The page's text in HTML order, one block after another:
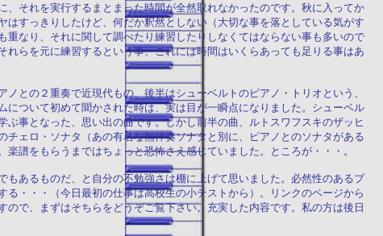
それを実行するまとまった時間が全然取れなかったのです。秋に入ってか
すっきりしたけど、何だか釈然としない（大切な事を落としている気がす
なり、それに関して調べたり練習したりしなくてはならない事も多いので
らを元に練習するという事、これには時間はいくらあっても足りる事はあ
との２重奏で近現代もの、後半はシューベルトのピアノ・トリオという、
ついて初めて聞かされた時は、実は目が一瞬点になりました。シューベル
事となった、思い出の曲です。しかし前半の曲、ルトスワフスキのザッヒ
ェロ・ソナタ（あの有名な無伴奏ソナタと別に、ピアノとのソナタがある
譜をもらうまではちょっと恐怖さえ感じていました。ところが・・・。
あるものだ、と自分の不勉強さは棚に上げて思いました。必然性のあるプ
・・・（今日最初の仕事は高校生の小テストから）。リンクのページから
で、まずはそちらをどうぞご覧下さい。充実した内容です。私の方は後日